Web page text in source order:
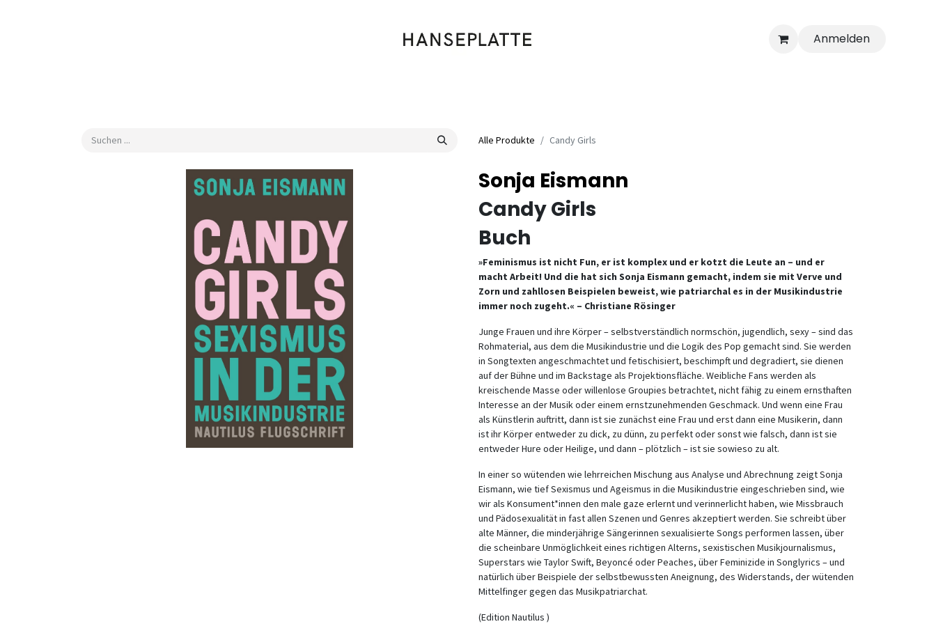
Anmelden
Alle Produkte Candy Girls
Sonja Eismann
Candy Girls
Buch
»Feminismus ist nicht Fun, er ist komplex und er kotzt die Leute an – und er
macht Arbeit! Und die hat sich Sonja Eismann gemacht, indem sie mit Verve und
Zorn und zahllosen Beispielen beweist, wie patriarchal es in der Musikindustrie
immer noch zugeht.« – Christiane Rösinger
Junge Frauen und ihre Körper – selbstverständlich normschön, jugendlich, sexy – sind das
Rohmaterial, aus dem die Musikindustrie und die Logik des Pop gemacht sind. Sie werden
in Songtexten angeschmachtet und fetischisiert, beschimpft und degradiert, sie dienen
auf der Bühne und im Backstage als Projektionsfläche. Weibliche Fans werden als
kreischende Masse oder willenlose Groupies betrachtet, nicht fähig zu einem ernsthaften
Interesse an der Musik oder einem ernstzunehmenden Geschmack. Und wenn eine Frau
als Künstlerin auftritt, dann ist sie zunächst eine Frau und erst dann eine Musikerin, dann
ist ihr Körper entweder zu dick, zu dünn, zu perfekt oder sonst wie falsch, dann ist sie
entweder Hure oder Heilige, und dann – plötzlich – ist sie sowieso zu alt.
In einer so wütenden wie lehrreichen Mischung aus Analyse und Abrechnung zeigt Sonja
Eismann, wie tief Sexismus und Ageismus in die Musikindustrie eingeschrieben sind, wie
wir als Konsument*innen den male gaze erlernt und verinnerlicht haben, wie Missbrauch
und Pädosexualität in fast allen Szenen und Genres akzeptiert werden. Sie schreibt über
alte Männer, die minderjährige Sängerinnen sexualisierte Songs performen lassen, über
die scheinbare Unmöglichkeit eines richtigen Alterns, sexistischen Musikjournalismus,
Superstars wie Taylor Swift, Beyoncé oder Peaches, über Feminizide in Songlyrics – und
natürlich über Beispiele der selbstbewussten Aneignung, des Widerstands, der wütenden
Mittelfinger gegen das Musikpatriarchat.
(Edition Nautilus )